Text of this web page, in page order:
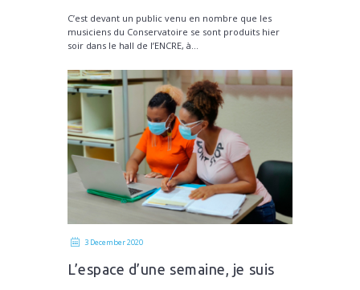
C’est devant un public venu en nombre que les
musiciens du Conservatoire se sont produits hier
soir dans le hall de l’ENCRE, à...
3 December 2020
L’espace d’une semaine, je suis